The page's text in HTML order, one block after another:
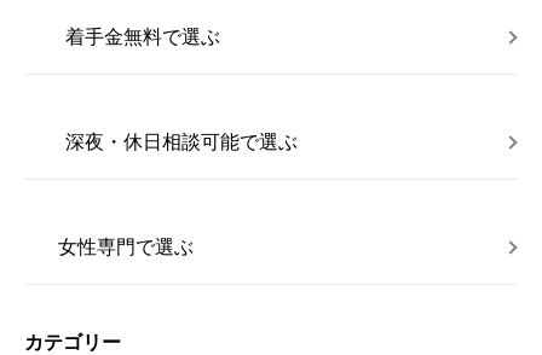
着手金無料で選ぶ
深夜・休日相談可能で選ぶ
女性専門で選ぶ
カテゴリー